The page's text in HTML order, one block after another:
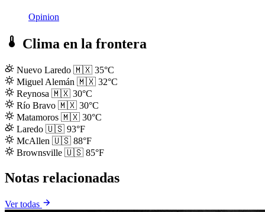
Opinion
Clima en la frontera
Nuevo Laredo 🇲🇽 35°C
Miguel Alemán 🇲🇽 32°C
Reynosa 🇲🇽 30°C
Río Bravo 🇲🇽 30°C
Matamoros 🇲🇽 30°C
Laredo 🇺🇸 93°F
McAllen 🇺🇸 88°F
Brownsville 🇺🇸 85°F
Notas relacionadas
Ver todas